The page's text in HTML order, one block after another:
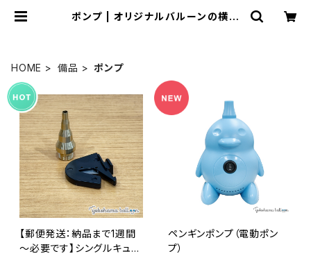
ポンプ | オリジナルバルーンの横浜
HOME 備品 ポンプ
【郵便発送：納品まで1週間
～必要です】シングルキュー
ペンギンポンプ（電動ポン
プ）